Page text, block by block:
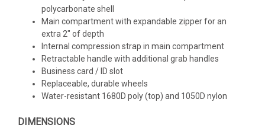
polycarbonate shell
Main compartment with expandable zipper for an
extra 2" of depth
Internal compression strap in main compartment
Retractable handle with additional grab handles
Business card / ID slot
Replaceable, durable wheels
Water-resistant 1680D poly (top) and 1050D nylon
DIMENSIONS